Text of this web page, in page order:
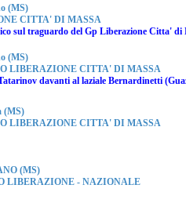
(MS)
CITTA' DI MASSA
sul traguardo del Gp Liberazione Citta' di
(MS)
LIBERAZIONE CITTA' DI MASSA
davanti al laziale Bernardinetti
(MS)
LIBERAZIONE CITTA' DI MASSA
(MS)
LIBERAZIONE - NAZIONALE